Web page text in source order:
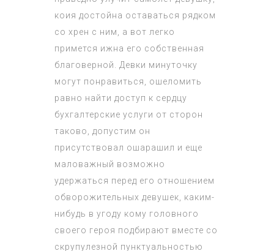
коия достойна оставаться рядком
со хрен с ним, а вот легко
примется ижна его собственная
благоверной. Девки минуточку
могут понравиться, ошеломить
равно найти доступ к сердцу
бухгалтерские услуги от сторон
таково, допустим он
присутствовал ошарашил и еще
маловажный возможно
удержаться перед его отношением
обворожительных девушек, каким-
нибудь в угоду кому головного
своего героя подбирают вместе со
скрупулезной пунктуальностью